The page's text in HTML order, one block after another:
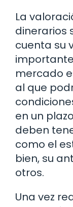
La
dinerarios
cuenta su
mercado
al que
en un
deben
como el
bien, su
otros.
Una vez